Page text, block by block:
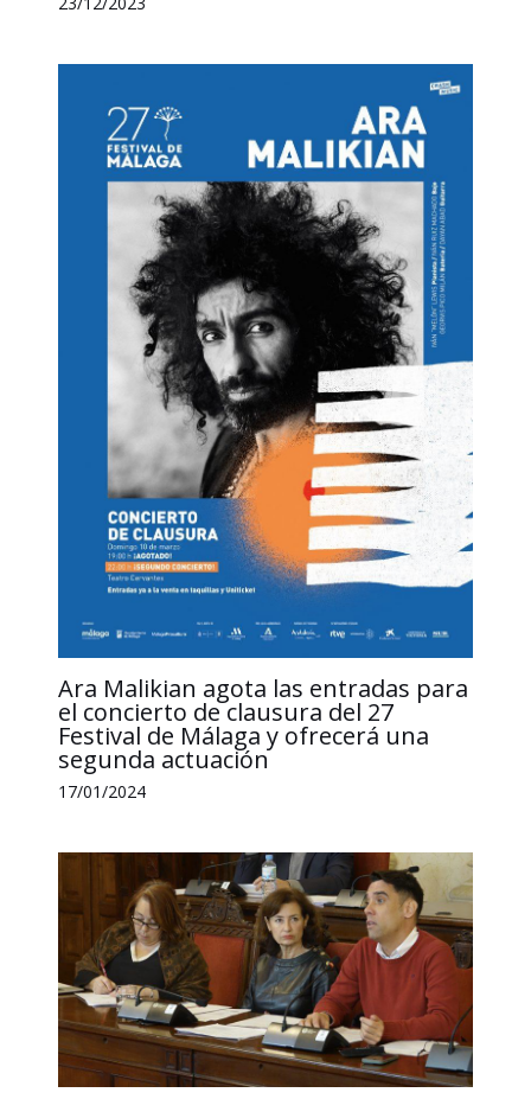
Ara Malikian agota las entradas para
el concierto de clausura del 27
Festival de Málaga y ofrecerá una
segunda actuación
17/01/2024